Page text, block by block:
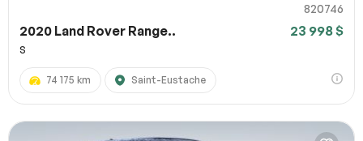
820746
2020 Land Rover Range.. 23 998 $
S
74 175 km Saint-Eustache